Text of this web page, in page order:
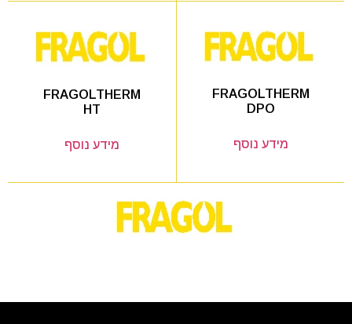
FRAGOLTHERM
DPO
מידע נוסף
FRAGOLTHERM
HT
מידע נוסף